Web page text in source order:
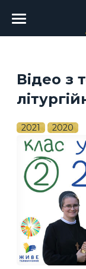
Головне
меню
Відео з
2021 2020